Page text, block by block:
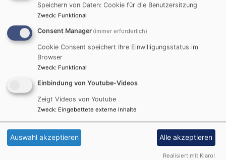
Mönchsdeggingen-Untermagerbein
Oppertshofen-Brachstadt
Rain
Pfarrer Hans-Martin Meuß
Pfarrerin Jasmin Gerhäußer
Pfarrerin Miriam Martin
Pfarrerin (sem.) Dr. Regine Kellermann
Pfarrer Reinhard Caesperlein
Speichern von Daten: Cookie für die Benutzersitzung
Zweck: Funktional
Consent Manager (immer erforderlich)
Cookie Consent speichert Ihre Einwilligungsstatus im
Browser
Zweck: Funktional
Einbindung von Youtube-Videos
Zeigt Videos von Youtube
Zweck: Eingebettete externe Inhalte
Auswahl akzeptieren Alle akzeptieren
Realisiert mit Klaro!